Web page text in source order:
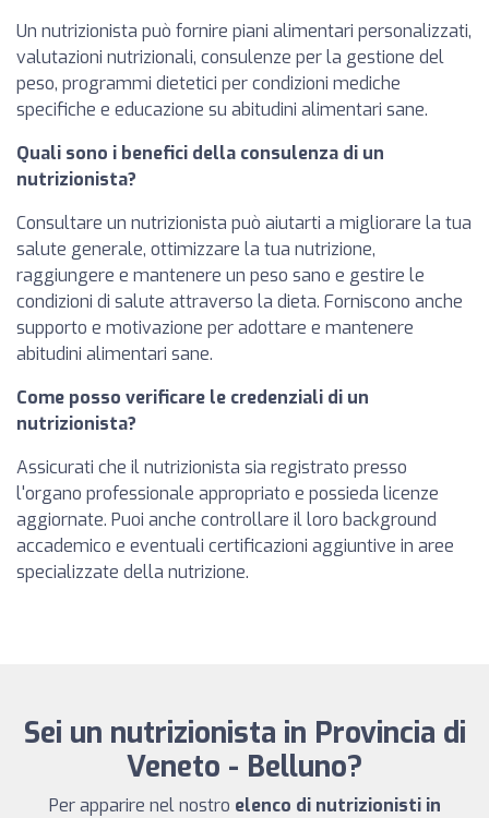
Un nutrizionista può fornire piani alimentari personalizzati,
valutazioni nutrizionali, consulenze per la gestione del
peso, programmi dietetici per condizioni mediche
specifiche e educazione su abitudini alimentari sane.
Quali sono i benefici della consulenza di un
nutrizionista?
Consultare un nutrizionista può aiutarti a migliorare la tua
salute generale, ottimizzare la tua nutrizione,
raggiungere e mantenere un peso sano e gestire le
condizioni di salute attraverso la dieta. Forniscono anche
supporto e motivazione per adottare e mantenere
abitudini alimentari sane.
Come posso verificare le credenziali di un
nutrizionista?
Assicurati che il nutrizionista sia registrato presso
l'organo professionale appropriato e possieda licenze
aggiornate. Puoi anche controllare il loro background
accademico e eventuali certificazioni aggiuntive in aree
specializzate della nutrizione.
Sei un nutrizionista in Provincia di
Veneto - Belluno?
Per apparire nel nostro elenco di nutrizionisti in